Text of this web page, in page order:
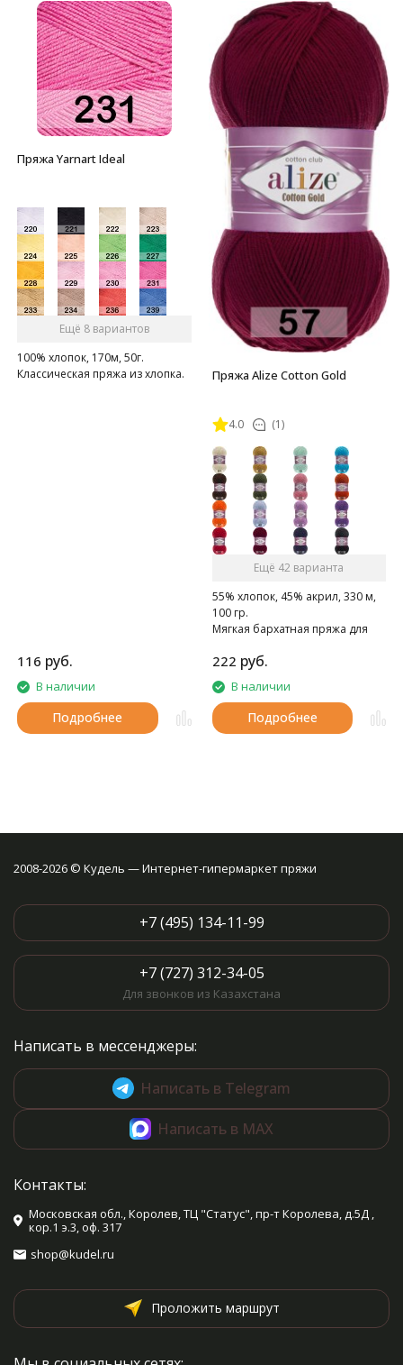
Пряжа Yarnart Ideal
Ещё 8 вариантов
100% хлопок, 170м, 50г.
Классическая пряжа из хлопка.
116 руб.
В наличии
Подробнее
Пряжа Alize Cotton Gold
4.0 (1)
Ещё 42 варианта
55% хлопок, 45% акрил, 330 м,
100 гр.
Мягкая бархатная пряжа для
222 руб.
В наличии
Подробнее
2008-2026 © Кудель — Интернет-гипермаркет пряжи
+7 (495) 134-11-99
+7 (727) 312-34-05
Для звонков из Казахстана
Написать в мессенджеры:
Написать в Telegram
Написать в MAX
Контакты:
Московская обл., Королев, ТЦ "Статус", пр-т Королева, д.5Д ,
кор.1 э.3, оф. 317
shop@kudel.ru
Проложить маршрут